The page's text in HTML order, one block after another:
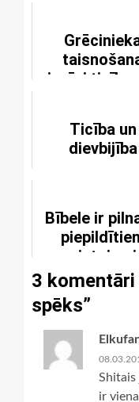
vienīgi
Ticība un
dievbijība
Bībele ir
3 komentāri
spēks”
Shitais
ir